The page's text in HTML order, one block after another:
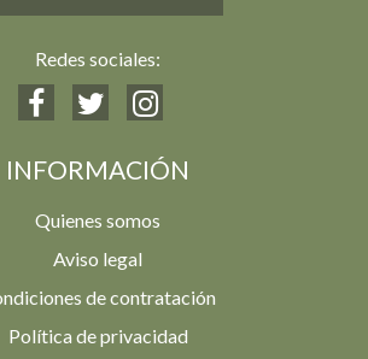
Redes sociales:
INFORMACIÓN
Quienes somos
Aviso legal
de contratación
Política de privacidad